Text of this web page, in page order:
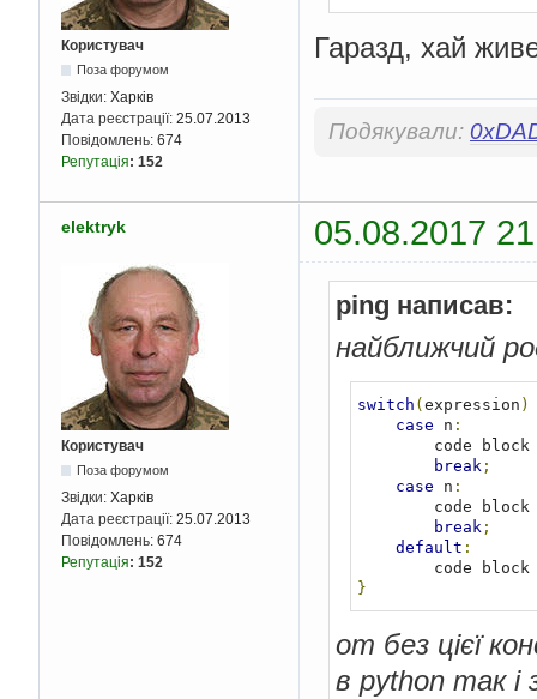
Користувач
Поза форумом
Звідки: Харків
Дата реєстрації: 25.07.2013
Повідомлень: 674
Репутація: 152
Гаразд, хай
Подякували:
elektryk 05.08.2017
Користувач
Поза форумом
Звідки: Харків
Дата реєстрації: 25.07.2013
Повідомлень: 674
Репутація: 152
ping написав:
найближчий
switch ( expression )
case n :
break;
case n :
break;
default :
        code block
}
от без цієї
в python так і